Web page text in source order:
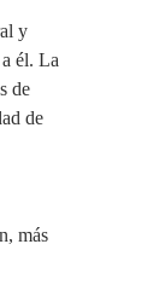
y
él. La
de
de
más